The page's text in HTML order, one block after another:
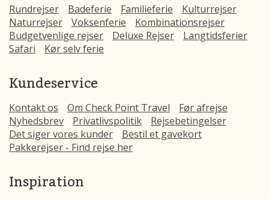
Rundrejser Badeferie Familieferie
Kulturrejser
Naturrejser
Voksenferie
Kombinationsrejser
Budgetvenlige rejser
Deluxe Rejser
Langtidsferier
Safari
Kør selv ferie
Kundeservice
Kontakt os Om Check Point Travel
Før afrejse
Nyhedsbrev
Privatlivspolitik
Rejsebetingelser
Det siger vores kunder
Bestil et gavekort
Pakkerejser - Find rejse her
Inspiration